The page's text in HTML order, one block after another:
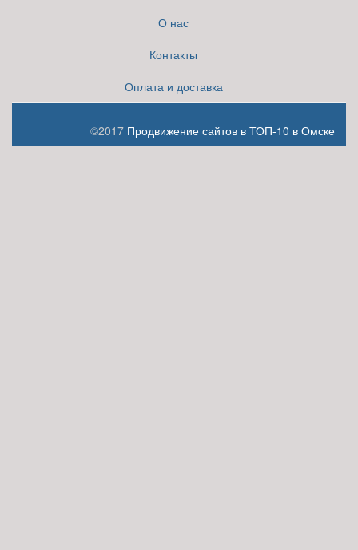
О нас
Контакты
Оплата и доставка
©2017 Продвижение сайтов в ТОП-10 в Омске